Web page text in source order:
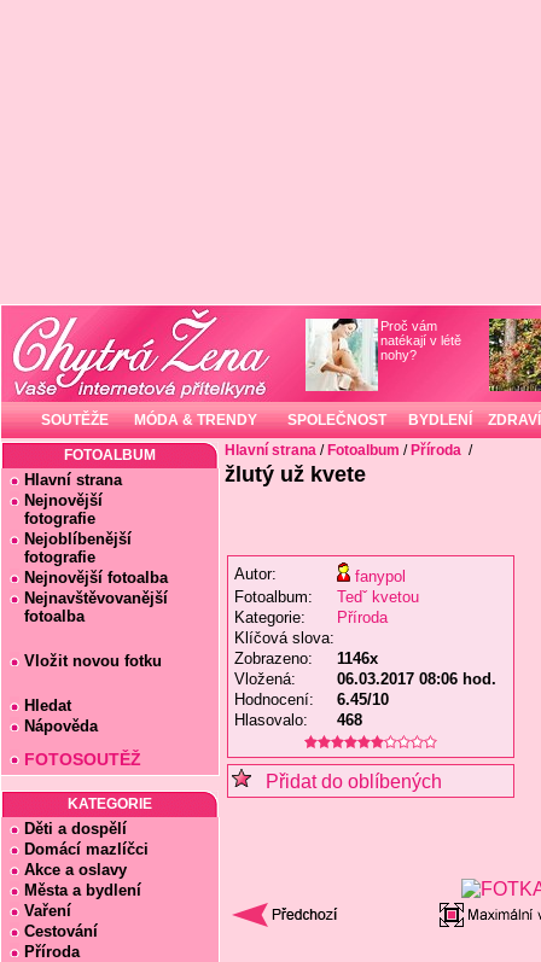
Proč vám
natékají v létě
nohy?
SOUTĚŽE MÓDA & TRENDY SPOLEČNOST BYDLENÍ ZDRAVÍ
FOTOALBUM
Hlavní strana
Nejnovější
fotografie
Nejoblíbenější
fotografie
Nejnovější fotoalba
Nejnavštěvovanější
fotoalba
Vložit novou fotku
Hledat
Nápověda
FOTOSOUTĚŽ
KATEGORIE
Děti a dospělí
Domácí mazlíčci
Akce a oslavy
Města a bydlení
Vaření
Cestování
Příroda
Hlavní strana / Fotoalbum / Příroda /
žlutý už kvete
Autor:
fanypol
Fotoalbum:
Tedˇ kvetou
Kategorie:
Příroda
Klíčová slova:
Zobrazeno:
1146x
Vložená:
06.03.2017 08:06 hod.
Hodnocení:
6.45/10
Hlasovalo:
468
Přidat do oblíbených